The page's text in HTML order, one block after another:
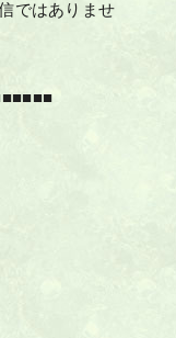
ではありませ